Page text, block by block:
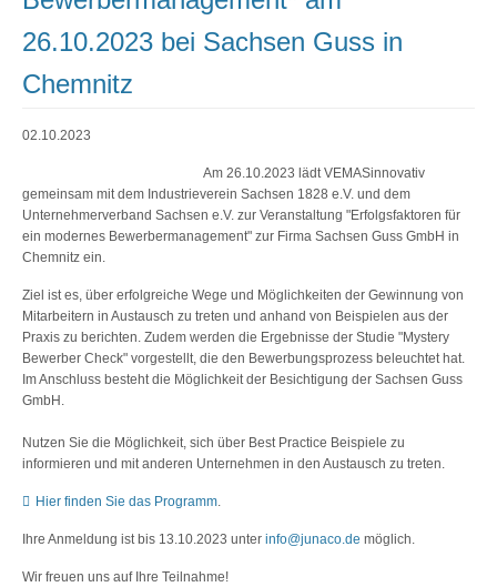
26.10.2023 bei Sachsen Guss in
Chemnitz
02.10.2023
Am 26.10.2023 lädt VEMASinnovativ
gemeinsam mit dem Industrieverein Sachsen 1828 e.V. und dem
Unternehmerverband Sachsen e.V. zur Veranstaltung "Erfolgsfaktoren für
ein modernes Bewerbermanagement" zur Firma Sachsen Guss GmbH in
Chemnitz ein.
Ziel ist es, über erfolgreiche Wege und Möglichkeiten der Gewinnung von
Mitarbeitern in Austausch zu treten und anhand von Beispielen aus der
Praxis zu berichten. Zudem werden die Ergebnisse der Studie "Mystery
Bewerber Check" vorgestellt, die den Bewerbungsprozess beleuchtet hat.
Im Anschluss besteht die Möglichkeit der Besichtigung der Sachsen Guss
GmbH.
Nutzen Sie die Möglichkeit, sich über Best Practice Beispiele zu
informieren und mit anderen Unternehmen in den Austausch zu treten.
Hier finden Sie das Programm.
Ihre Anmeldung ist bis 13.10.2023 unter info@junaco.de möglich.
Wir freuen uns auf Ihre Teilnahme!